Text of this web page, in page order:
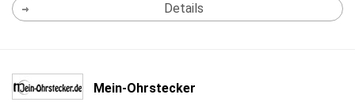
Details
Mein-Ohrstecker